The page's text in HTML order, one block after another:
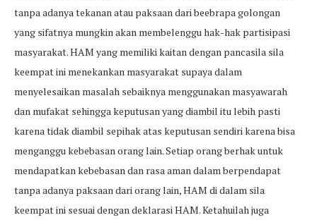
tanpa adanya tekanan atau paksaan dari beebrapa golongan
yang sifatnya mungkin akan membelenggu hak-hak partisipasi
masyarakat. HAM yang memiliki kaitan dengan pancasila sila
keempat ini menekankan masyarakat supaya dalam
menyelesaikan masalah sebaiknya menggunakan masyawarah
dan mufakat sehingga keputusan yang diambil itu lebih pasti
karena tidak diambil sepihak atas keputusan sendiri karena bisa
menganggu kebebasan orang lain. Setiap orang berhak untuk
mendapatkan kebebasan dan rasa aman dalam berpendapat
tanpa adanya paksaan dari orang lain, HAM di dalam sila
keempat ini sesuai dengan deklarasi HAM. Ketahuilah juga